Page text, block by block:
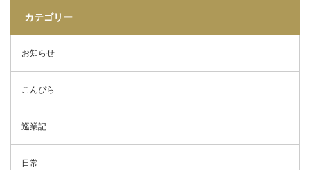
カテゴリー
お知らせ
こんぴら
巡業記
日常